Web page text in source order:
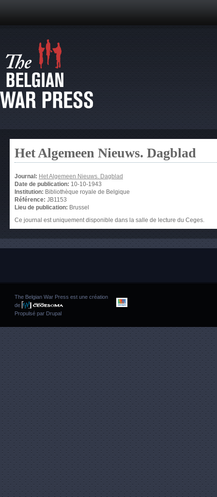
Het Algemeen Nieuws. Dagblad
Journal: Het Algemeen Nieuws. Dagblad
Date de publication: 10-10-1943
Institution: Bibliothèque royale de Belgique
Référence: JB1153
Lieu de publication: Brussel
Ce journal est uniquement disponible dans la salle de lecture du Ceges.
The Belgian War Press est une création
de
Propulsé par Drupal